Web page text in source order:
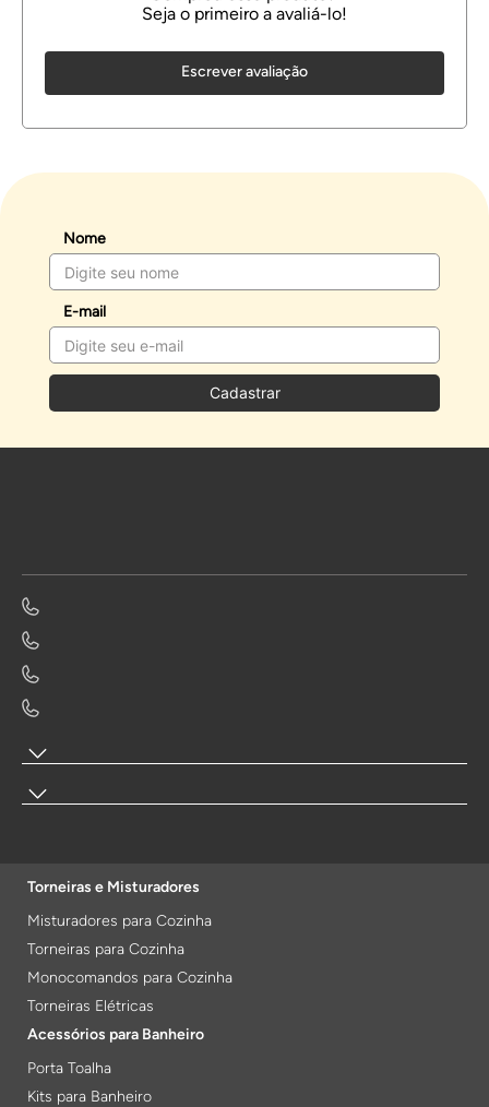
Escrever avaliação
Nome
E-mail
Cadastrar
Torneiras e Misturadores
Misturadores para Cozinha
Torneiras para Cozinha
Monocomandos para Cozinha
Torneiras Elétricas
Acessórios para Banheiro
Porta Toalha
Kits para Banheiro